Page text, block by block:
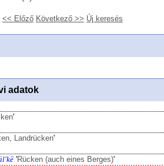
<< Előző Következő >> Új keresés
adatok
'
Landrücken'
'Rücken (auch eines Berges)'